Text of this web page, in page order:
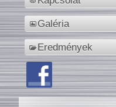
Galéria
Eredmények